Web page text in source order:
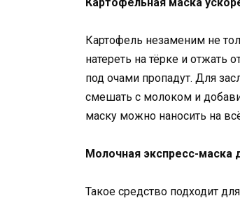
Картофель незаменим не
натереть на тёрке и отжать
под очами пропадут. Для
смешать с молоком и
маску можно наносить на
Молочная экспресс-маска
Такое средство подходит